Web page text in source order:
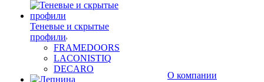
Теневые и скрытые
профили
FRAMEDOORS
LACONISTIQ
DECARO
О компании